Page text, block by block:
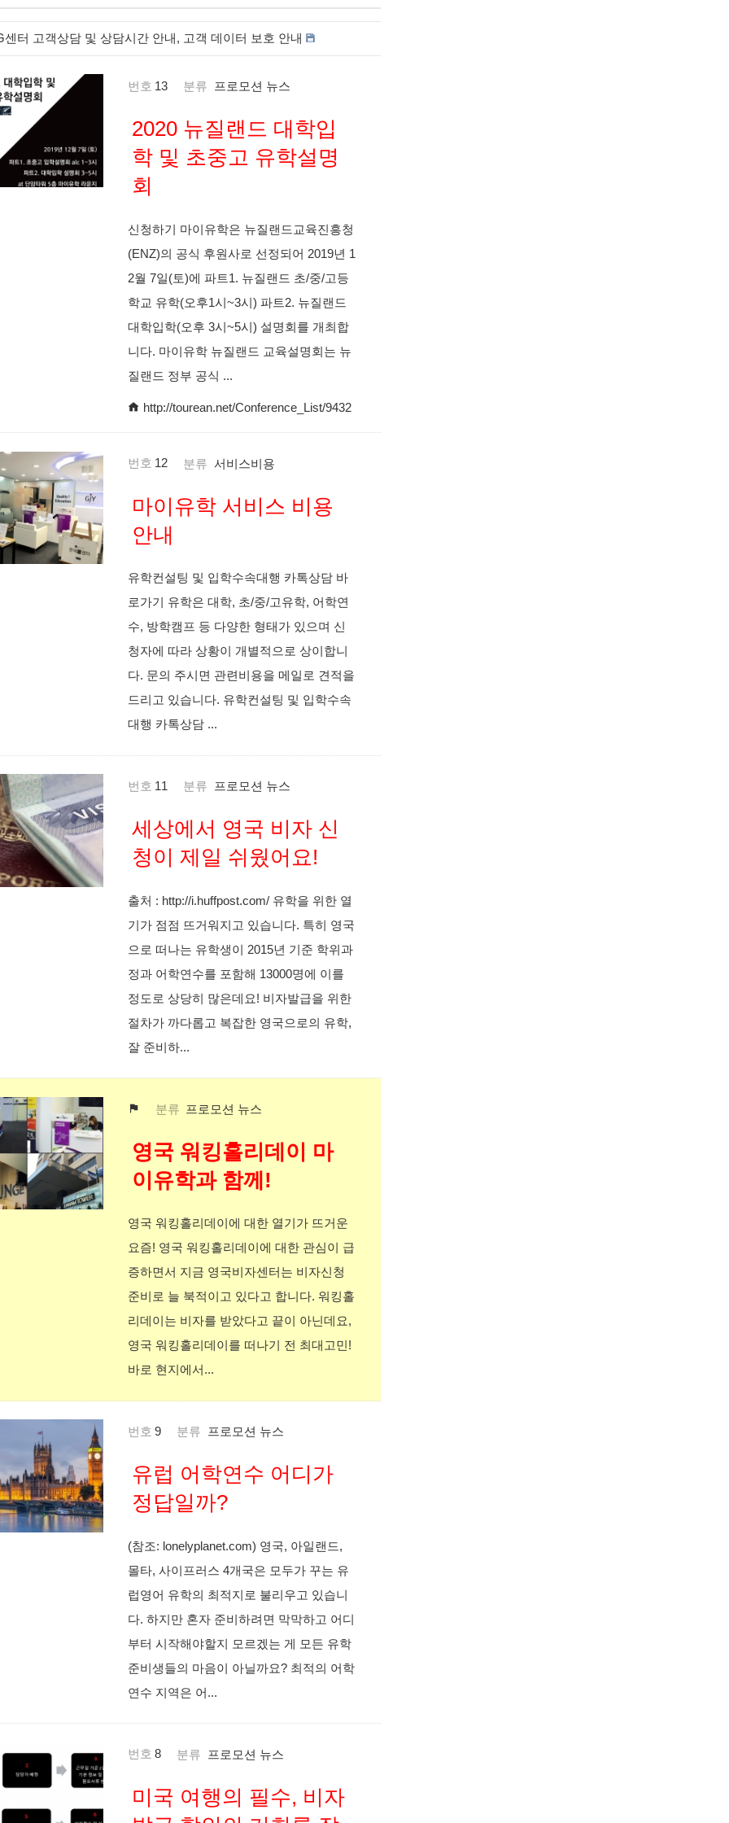
센터 고객상담 및 상담시간 안내, 고객 데이터 보호 안내
번호 13 분류 프로모션 뉴스
2020 뉴질랜드 대학입
학 및 초중고 유학설명
회
신청하기 마이유학은 뉴질랜드교육진흥청
(ENZ)의 공식 후원사로 선정되어 2019년 1
2월 7일(토)에 파트1. 뉴질랜드 초/중/고등
학교 유학(오후1시~3시) 파트2. 뉴질랜드
대학입학(오후 3시~5시) 설명회를 개최합
니다. 마이유학 뉴질랜드 교육설명회는 뉴
질랜드 정부 공식 ...
http://tourean.net/Conference_List/9432
번호 12 분류 서비스비용
마이유학 서비스 비용
안내
유학컨설팅 및 입학수속대행 카톡상담 바
로가기 유학은 대학, 초/중/고유학, 어학연
수, 방학캠프 등 다양한 형태가 있으며 신
청자에 따라 상황이 개별적으로 상이합니
다. 문의 주시면 관련비용을 메일로 견적을
드리고 있습니다. 유학컨설팅 및 입학수속
대행 카톡상담 ...
번호 11 분류 프로모션 뉴스
세상에서 영국 비자 신
청이 제일 쉬웠어요!
출처 : http://i.huffpost.com/ 유학을 위한 열
기가 점점 뜨거워지고 있습니다. 특히 영국
으로 떠나는 유학생이 2015년 기준 학위과
정과 어학연수를 포함해 13000명에 이를
정도로 상당히 많은데요! 비자발급을 위한
절차가 까다롭고 복잡한 영국으로의 유학,
잘 준비하...
분류 프로모션 뉴스
영국 워킹홀리데이 마
이유학과 함께!
영국 워킹홀리데이에 대한 열기가 뜨거운
요즘! 영국 워킹홀리데이에 대한 관심이 급
증하면서 지금 영국비자센터는 비자신청
준비로 늘 북적이고 있다고 합니다. 워킹홀
리데이는 비자를 받았다고 끝이 아닌데요,
영국 워킹홀리데이를 떠나기 전 최대고민!
바로 현지에서...
번호 9 분류 프로모션 뉴스
유럽 어학연수 어디가
정답일까?
(참조: lonelyplanet.com) 영국, 아일랜드,
몰타, 사이프러스 4개국은 모두가 꾸는 유
럽영어 유학의 최적지로 불리우고 있습니
다. 하지만 혼자 준비하려면 막막하고 어디
부터 시작해야할지 모르겠는 게 모든 유학
준비생들의 마음이 아닐까요? 최적의 어학
연수 지역은 어...
번호 8 분류 프로모션 뉴스
미국 여행의 필수, 비자